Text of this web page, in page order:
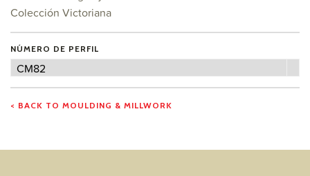
Colección Victoriana
NÚMERO DE PERFIL
Número
perfil
CM82
< BACK TO MOULDING & MILLWORK